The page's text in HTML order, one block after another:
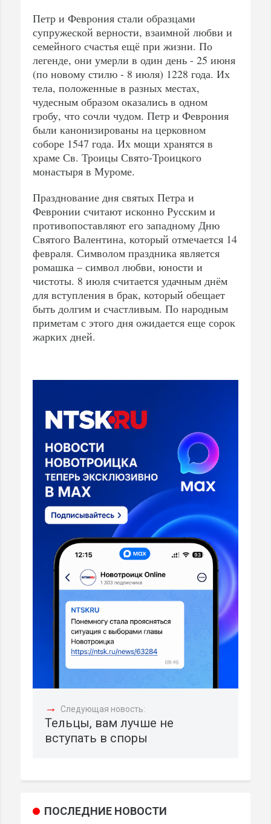
Петр и Феврония стали образцами
супружеской верности, взаимной любви и
семейного счастья ещё при жизни. По
легенде, они умерли в один день - 25 июня
(по новому стилю - 8 июля) 1228 года. Их
тела, положенные в разных местах,
чудесным образом оказались в одном
гробу, что сочли чудом. Петр и Феврония
были канонизированы на церковном
соборе 1547 года. Их мощи хранятся в
храме Св. Троицы Свято-Троицкого
монастыря в Муроме.
Празднование дня святых Петра и
Февронии считают исконно Русским и
противопоставляют его западному Дню
Святого Валентина, который отмечается 14
февраля. Символом праздника является
ромашка – символ любви, юности и
чистоты. 8 июля считается удачным днём
для вступления в брак, который обещает
быть долгим и счастливым. По народным
приметам с этого дня ожидается еще сорок
жарких дней.
→ Следующая новость:
Тельцы, вам лучше не
вступать в споры
ПОСЛЕДНИЕ НОВОСТИ